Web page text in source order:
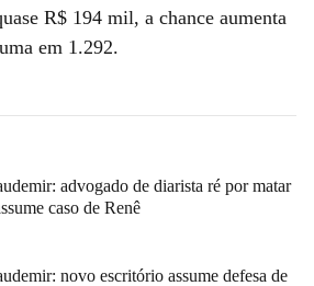
R$ 194 mil, a chance aumenta
em 1.292.
advogado de diarista ré por matar
caso de Renê
novo escritório assume defesa de